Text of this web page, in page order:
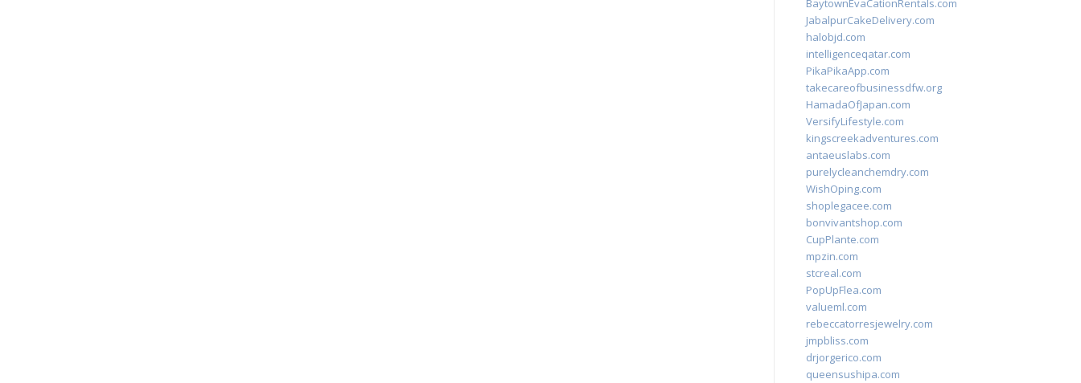
BaytownEvaCationRentals.com
JabalpurCakeDelivery.com
halobjd.com
intelligenceqatar.com
PikaPikaApp.com
takecareofbusinessdfw.org
HamadaOfJapan.com
VersifyLifestyle.com
kingscreekadventures.com
antaeuslabs.com
purelycleanchemdry.com
WishOping.com
shoplegacee.com
bonvivantshop.com
CupPlante.com
mpzin.com
stcreal.com
PopUpFlea.com
valueml.com
rebeccatorresjewelry.com
jmpbliss.com
drjorgerico.com
queensushipa.com